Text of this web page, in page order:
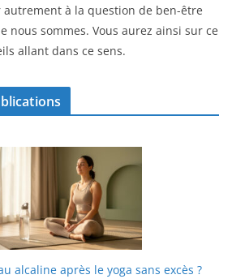
autrement à la question de ben-être
nous sommes. Vous aurez ainsi sur ce
allant dans ce sens.
alcaline après le yoga sans excès ?